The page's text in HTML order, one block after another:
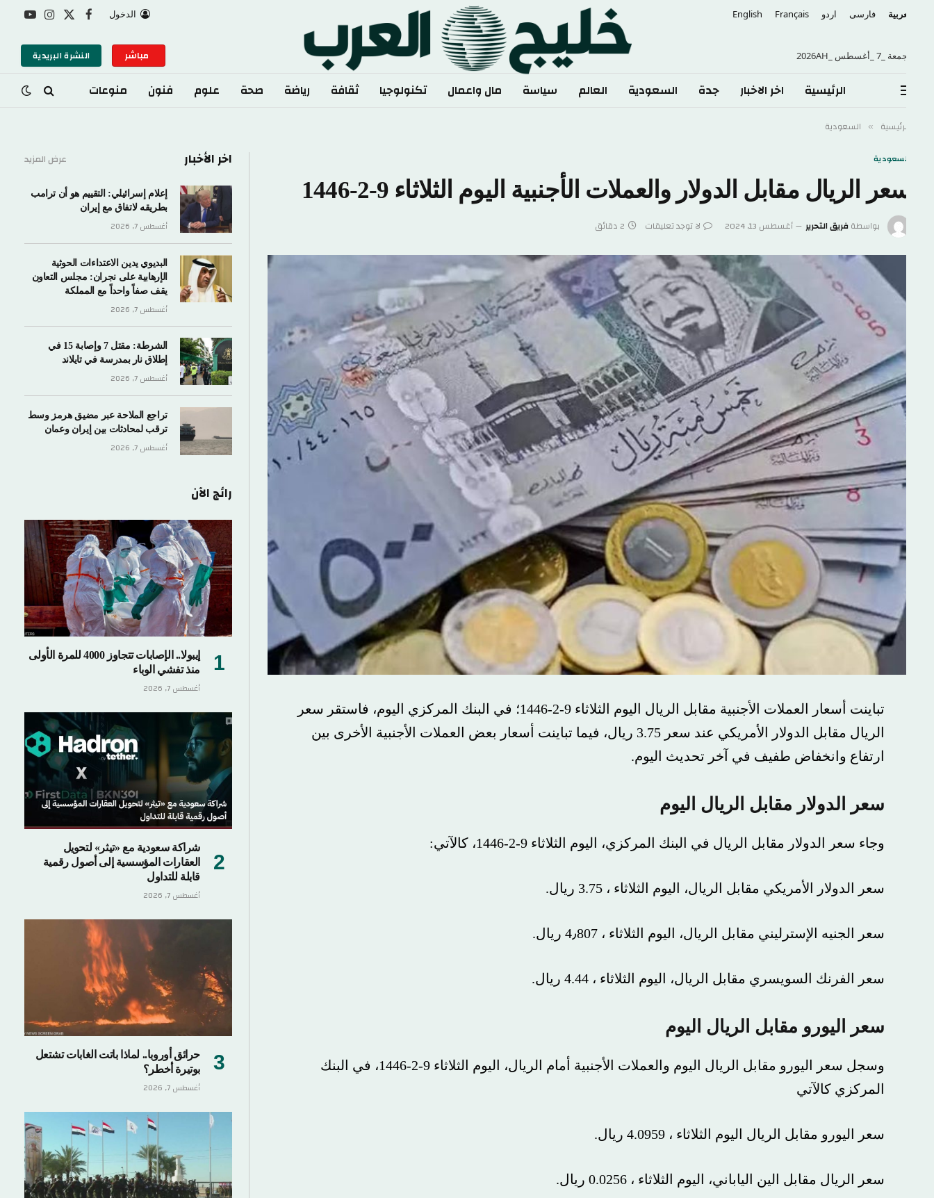
فارسی اردو English Français الدخول فيسبوك الانستغراميوتيوب
النشرة البريدية
الرئيسية اخر الاخبار جدة السعودية العالم سياسة مال واعمال تكنولوجيا ثقافة رياضة صحة علوم فنون منوعات
» السعودية
الريال مقابل الدولار والعملات الأجنبية اليوم الثلاثاء 9-2-1446
بواسطةفريق التحرير أغسطس 13, 2024 لا توجد تعليقات 2 دقائق
تباينت أسعار العملات الأجنبية مقابل الريال اليوم الثلاثاء 9-2-1446؛ في البنك المركزي اليوم، فاستقر سعر
الريال مقابل الدولار الأمريكي عند سعر 3.75 ريال، فيما تباينت أسعار بعض العملات الأجنبية الأخرى بين
ارتفاع وانخفاض طفيف في آخر تحديث اليوم.
سعر الدولار مقابل الريال اليوم
وجاء سعر الدولار مقابل الريال في البنك المركزي، اليوم الثلاثاء 9-2-1446، كالآتي:
سعر الدولار الأمريكي مقابل الريال، اليوم الثلاثاء ، 3.75 ريال.
سعر الجنيه الإسترليني مقابل الريال، اليوم الثلاثاء ، 4٫807 ريال.
سعر الفرنك السويسري مقابل الريال، اليوم الثلاثاء ، 4.44 ريال.
سعر اليورو مقابل الريال اليوم
وسجل سعر اليورو مقابل الريال اليوم والعملات الأجنبية أمام الريال، اليوم الثلاثاء 9-2-1446، في البنك
المركزي كالآتي
سعر اليورو مقابل الريال اليوم الثلاثاء ، 4.0959 ريال.
سعر الريال مقابل الين الياباني، اليوم الثلاثاء ، 0.0256 ريال.
اخر الأخبار عرض المزيد
إعلام إسرائيلي: التقييم هو أن ترامب
بطريقه لاتفاق مع إيران
أغسطس 7, 2026
البديوي يدين الاعتداءات الحوثية
الإرهابية على نجران: مجلس التعاون
يقف صفاً واحداً مع المملكة
أغسطس 7, 2026
الشرطة: مقتل 7 وإصابة 15 في
إطلاق نار بمدرسة في تايلاند
أغسطس 7, 2026
تراجع الملاحة عبر مضيق هرمز وسط
ترقب لمحادثات بين إيران وعمان
أغسطس 7, 2026
رائج الآن
إيبولا.. الإصابات تتجاوز 4000 للمرة الأولى
منذ تفشي الوباء
أغسطس 7, 2026
شراكة سعودية مع «تيثر» لتحويل
العقارات المؤسسية إلى أصول رقمية
قابلة للتداول
أغسطس 7, 2026
حرائق أوروبا.. لماذا باتت الغابات تشتعل
بوتيرة أخطر؟
أغسطس 7, 2026